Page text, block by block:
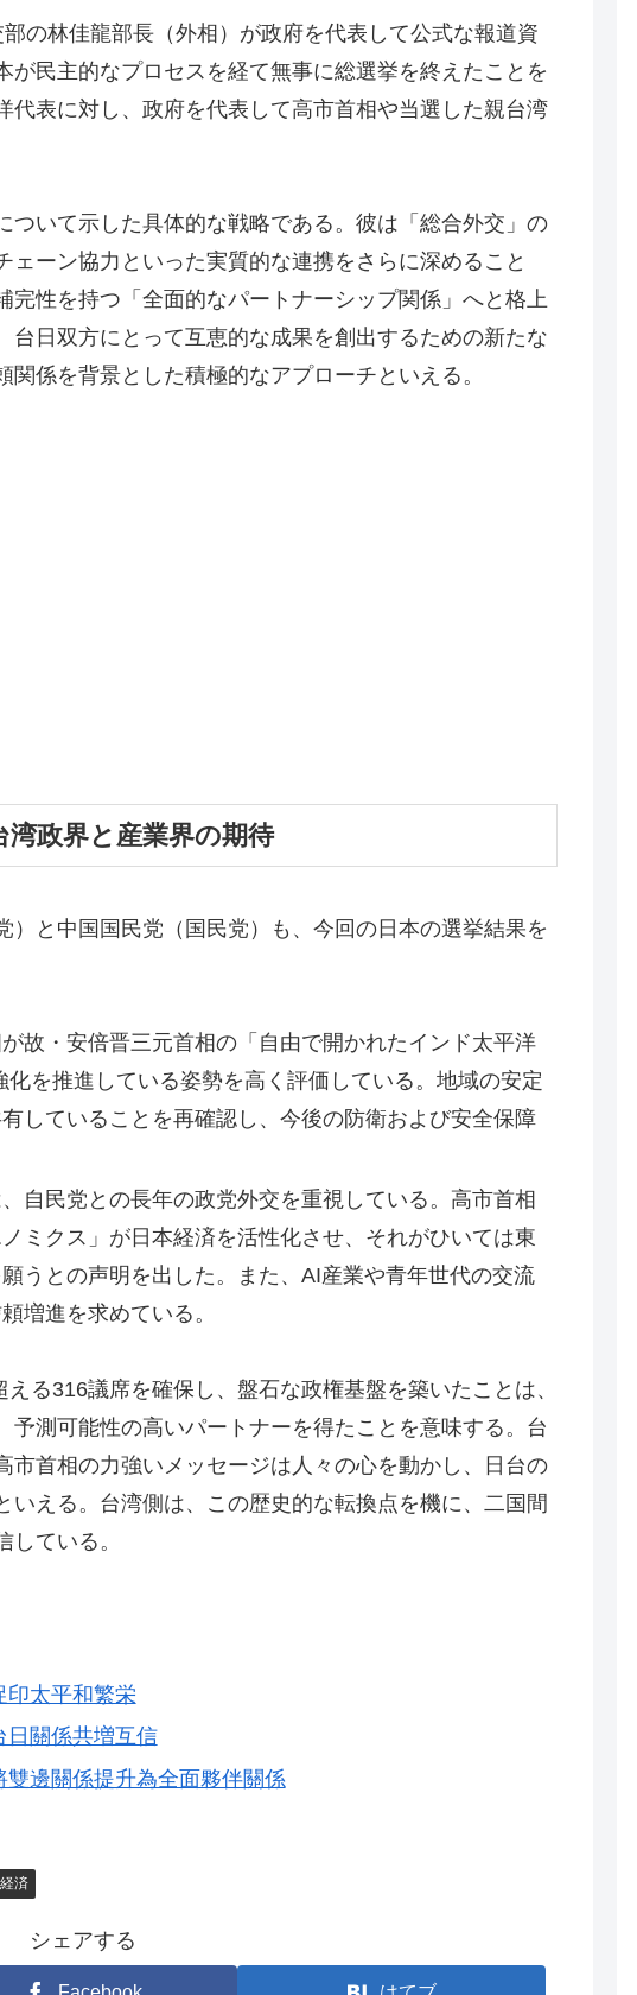
の林佳龍部長（外相）が政府を代表して公式な報道資
民主的なプロセスを経て無事に総選挙を終えたことを
代表に対し、政府を代表して高市首相や当選した親台湾
ついて示した具体的な戦略である。彼は「総合外交」の
ーン協力といった実質的な連携をさらに深めること
完性を持つ「全面的なパートナーシップ関係」へと格上
台日双方にとって互恵的な成果を創出するための新たな
係を背景とした積極的なアプローチといえる。
政界と産業界の期待
）と中国国民党（国民党）も、今回の日本の選挙結果を
が故・安倍晋三元首相の「自由で開かれたインド太平洋
化を推進している姿勢を高く評価している。地域の安定
していることを再確認し、今後の防衛および安全保障
自民党との長年の政党外交を重視している。高市首相
ミクス」が日本経済を活性化させ、それがひいては東
うとの声明を出した。また、AI産業や青年世代の交流
増進を求めている。
る316議席を確保し、盤石な政権基盤を築いたことは、
測可能性の高いパートナーを得たことを意味する。台
市首相の力強いメッセージは人々の心を動かし、日台の
える。台湾側は、この歴史的な転換点を機に、二国間
ている。
印太平和繁栄
日關係共増互信
邊關係提升為全面夥伴關係
経済
シェアする